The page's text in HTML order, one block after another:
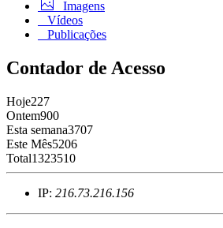
Imagens
Vídeos
Publicações
Contador de Acesso
Hoje227
Ontem900
Esta semana3707
Este Mês5206
Total1323510
IP: 216.73.216.156